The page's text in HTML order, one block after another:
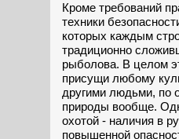
Кроме требований
техники
которых каждым
традиционно
рыболова. В целом
присущи любому
другими людьми, по
природы вообще.
охотой - наличия в
повышенной